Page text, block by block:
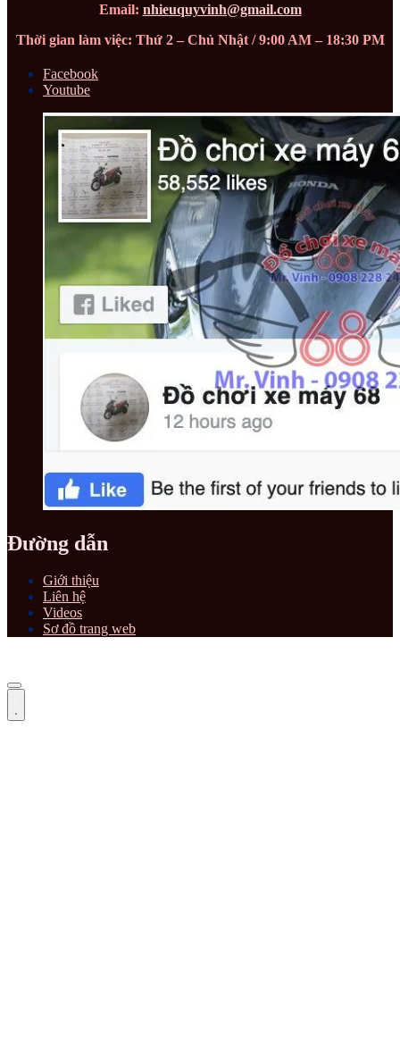
Email: nhieuquyvinh@gmail.com
Thời gian làm việc: Thứ 2 – Chủ Nhật / 9:00 AM – 18:30 PM
Facebook
Youtube
Đường dẫn
Giới thiệu
Liên hệ
Videos
Sơ đồ trang web